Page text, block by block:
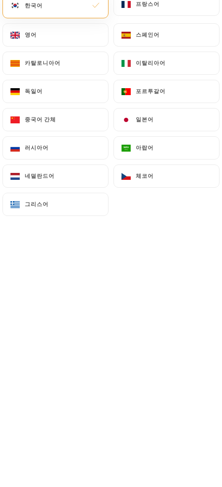
메뉴
한국어 프랑스어
영어 스페인어
카탈로니아어 이탈리아어
독일어 포르투갈어
중국어 간체 일본어
러시아어 아랍어
네덜란드어 체코어
그리스어
홈 연락처
한국어 프랑스어
영어 스페인어
카탈로니아어 이탈리아어
독일어 포르투갈어
중국어 간체 일본어
러시아어 아랍어
네덜란드어 체코어
그리스어